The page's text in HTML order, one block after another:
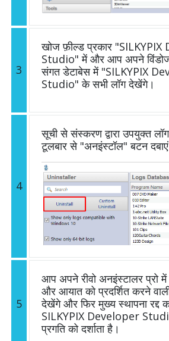
3
खोज फ़ील्ड प्रकार
Studio" में और आप अपने
संगत डेटाबेस में "SILKYPIX
Studio" के सभी लॉग देखेंगे।
4
सूची से संस्करण द्वारा उपयुक्त
टूलबार से "अनइंस्टॉल" बटन दबाएं
5
आप अपने रीवो अनइंस्टालर प्रो
और आयात को प्रदर्शित करने
देखेंगे और फिर मुख्य स्थापना रद्द
SILKYPIX Developer
प्रगति को दर्शाता है।